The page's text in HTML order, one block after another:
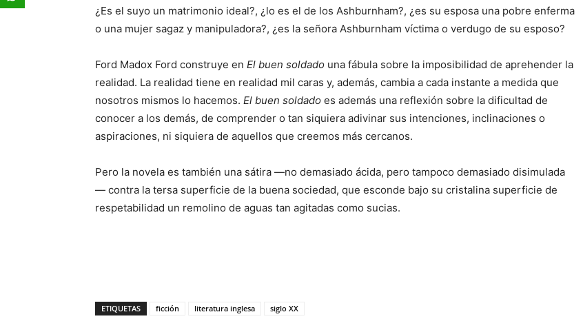
¿Es el suyo un matrimonio ideal?, ¿lo es el de los Ashburnham?, ¿es su esposa una pobre enferma
o una mujer sagaz y manipuladora?, ¿es la señora Ashburnham víctima o verdugo de su esposo?
Ford Madox Ford construye en El buen soldado una fábula sobre la imposibilidad de aprehender la
realidad. La realidad tiene en realidad mil caras y, además, cambia a cada instante a medida que
nosotros mismos lo hacemos. El buen soldado es además una reflexión sobre la dificultad de
conocer a los demás, de comprender o tan siquiera adivinar sus intenciones, inclinaciones o
aspiraciones, ni siquiera de aquellos que creemos más cercanos.
Pero la novela es también una sátira —no demasiado ácida, pero tampoco demasiado disimulada
— contra la tersa superficie de la buena sociedad, que esconde bajo su cristalina superficie de
respetabilidad un remolino de aguas tan agitadas como sucias.
ETIQUETAS ficción literatura inglesa siglo XX